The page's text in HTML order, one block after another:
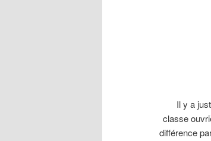
Il y a justice
classe
différence